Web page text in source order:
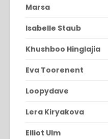
Marsa
Isabelle Staub
Khushboo Hinglajia
Eva Toorenent
Loopydave
Lera Kiryakova
Elliot Ulm